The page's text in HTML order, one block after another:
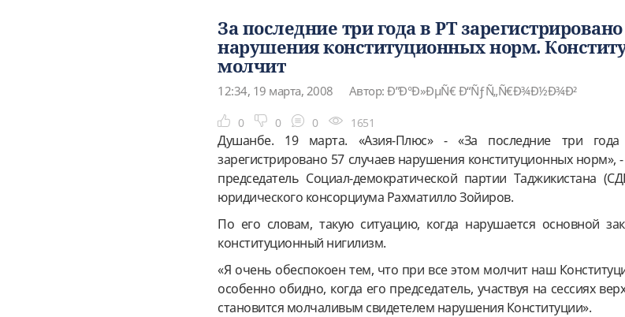
За последние три года в РТ
нарушения конституционных норм.
молчит
12:34, 19 марта, 2008 Автор: Ð”Ð°Ð»ÐµÑ€ Ð“ÑƒÑ„Ñ€Ð¾Ð½Ð¾Ð²
0 0 0 1651
Душанбе. 19 марта. «Азия-Плюс» - «За последние три
зарегистрировано 57 случаев нарушения конституционных норм»,
председатель Социал-демократической партии Таджикистана
юридического консорциума Рахматилло Зойиров.
По его словам, такую ситуацию, когда нарушается основной
конституционный нигилизм.
«Я очень обеспокоен тем, что при все этом молчит наш
особенно обидно, когда его председатель, участвуя на сессиях
становится молчаливым свидетелем нарушения Конституции».